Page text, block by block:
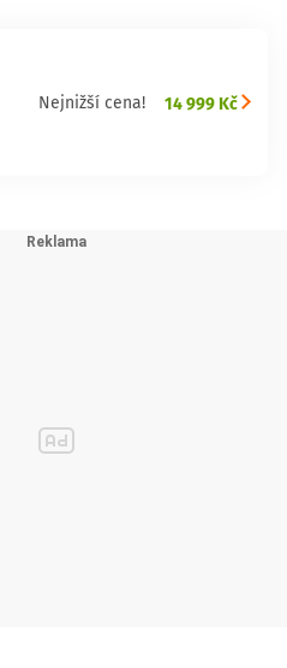
luxusním dojmem a díky
displejem zajistí rychlé a bezpečné
informace. Odolnost proti vodě
Nejnižší cena! 14 999 Kč